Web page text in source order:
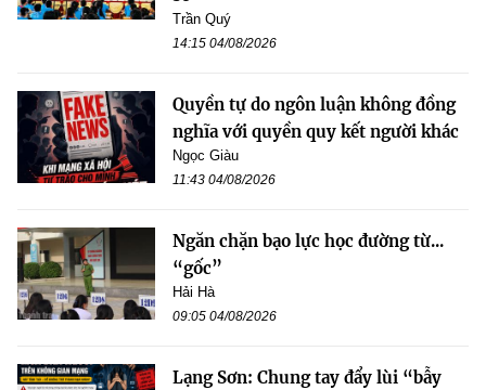
Trần Quý
14:15 04/08/2026
Quyền tự do ngôn luận không đồng
nghĩa với quyền quy kết người khác
Ngọc Giàu
11:43 04/08/2026
Ngăn chặn bạo lực học đường từ...
“gốc”
Hải Hà
09:05 04/08/2026
Lạng Sơn: Chung tay đẩy lùi “bẫy